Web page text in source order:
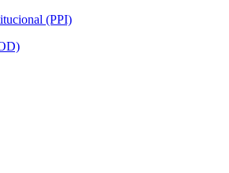
(PPI)